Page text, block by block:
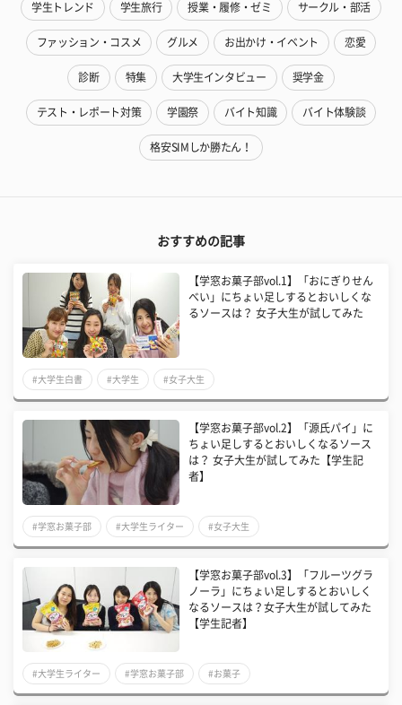
学生トレンド 学生旅行 授業・履修・ゼミ サークル・部活
ファッション・コスメ グルメ お出かけ・イベント 恋愛
診断 特集 大学生インタビュー 奨学金
テスト・レポート対策 学園祭 バイト知識 バイト体験談
格安SIMしか勝たん！
おすすめの記事
【学窓お菓子部vol.1】「おにぎりせん
べい」にちょい足しするとおいしくな
るソースは？ 女子大生が試してみた
#大学生白書 #大学生 #女子大生
【学窓お菓子部vol.2】「源氏パイ」に
ちょい足しするとおいしくなるソース
は？ 女子大生が試してみた【学生記
者】
#学窓お菓子部 #大学生ライター #女子大生
【学窓お菓子部vol.3】「フルーツグラ
ノーラ」にちょい足しするとおいしく
なるソースは？女子大生が試してみた
【学生記者】
#大学生ライター #学窓お菓子部 #お菓子